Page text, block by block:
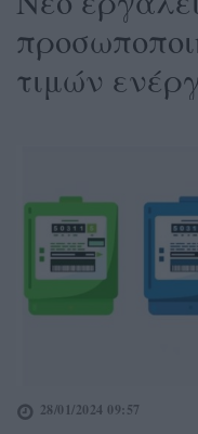
τιμών
28/01/2024 09:57